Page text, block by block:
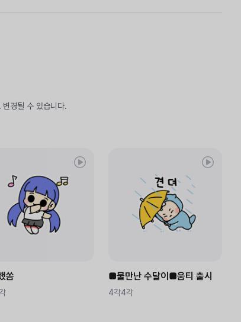
경될 수 있습니다.
쏨 ■물만난 수달이■움티 출시
4각4각